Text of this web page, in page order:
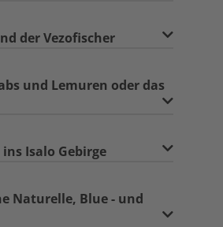
der Vezofischer
und Lemuren oder das
Isalo Gebirge
Naturelle, Blue - und